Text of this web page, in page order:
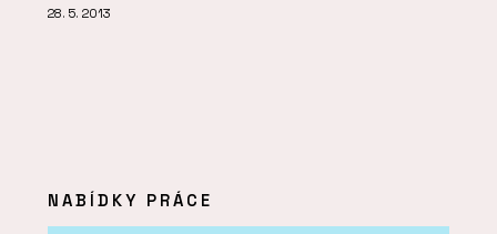
28. 5. 2013
NABÍDKY PRÁCE